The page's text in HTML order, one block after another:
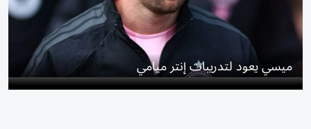
ميسي يعود لتدريبات إنتر ميامي